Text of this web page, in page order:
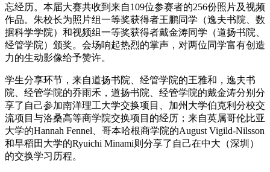
忘经历。本届大赛共收到来自109位参赛者的256份照片及视频
作品。朱校长为照片组一等奖获得者王鹏同学（逸夫书院、数
据科学学院）和视频组一等奖获得者戴金涛同学（道扬书院、
经管学院）颁奖。会场响起热烈的掌声，对两位同学富有创造
力的生动影像给予赞许。
学生分享环节，来自道扬书院、经管学院的王雅和，逸夫书
院、经管学院的乔雨禾，道扬书院、经管学院的戴金涛分别分
享了自己参加南洋理工大学交换项目、加州大学伯克利分校交
流项目与洛桑高等商学院交换项目的经历；来自英属哥伦比亚
大学的Hannah Fennel、哥本哈根商学院的August Vigild-Nilsson
和早稻田大学的Ryuichi Minami则分享了自己在中大（深圳）
的交换学习历程。